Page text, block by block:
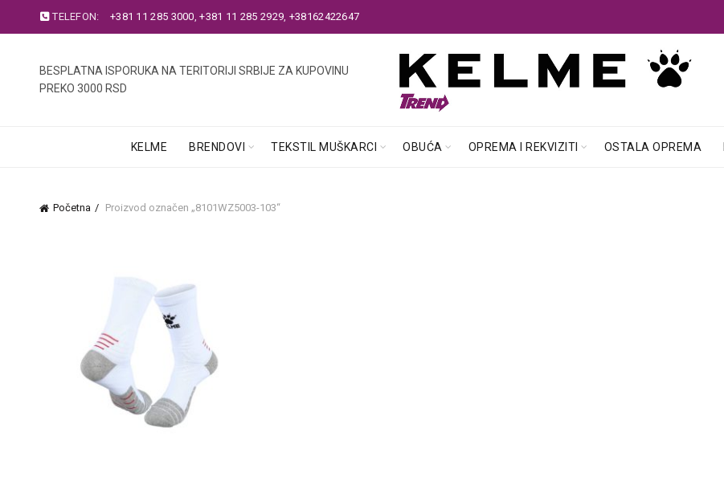
TELEFON: +381 11 285 3000,+381 11 285 2929, +38162422647
BESPLATNA ISPORUKA NA TERITORIJI SRBIJE ZA KUPOVINU
PREKO 3000 RSD
KELME BRENDOVI TEKSTIL MUŠKARCI OBUĆA OPREMA I REKVIZITI OSTALA OPREMA
Početna Proizvod označen „8101WZ5003-103“